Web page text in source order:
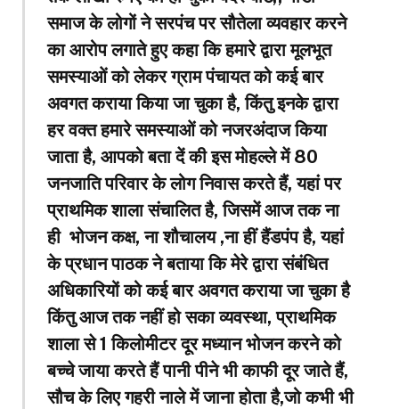
समाज के लोगों ने सरपंच पर सौतेला व्यवहार करने
का आरोप लगाते हुए कहा कि हमारे द्वारा मूलभूत
समस्याओं को लेकर ग्राम पंचायत को कई बार
अवगत कराया किया जा चुका है, किंतु इनके द्वारा
हर वक्त हमारे समस्याओं को नजरअंदाज किया
जाता है, आपको बता दें की इस मोहल्ले में 80
जनजाति परिवार के लोग निवास करते हैं, यहां पर
प्राथमिक शाला संचालित है, जिसमें आज तक ना
ही भोजन कक्ष, ना शौचालय ,ना हीं हैंडपंप है, यहां
के प्रधान पाठक ने बताया कि मेरे द्वारा संबंधित
अधिकारियों को कई बार अवगत कराया जा चुका है
किंतु आज तक नहीं हो सका व्यवस्था, प्राथमिक
शाला से 1 किलोमीटर दूर मध्यान भोजन करने को
बच्चे जाया करते हैं पानी पीने भी काफी दूर जाते हैं,
सौच के लिए गहरी नाले में जाना होता है,जो कभी भी